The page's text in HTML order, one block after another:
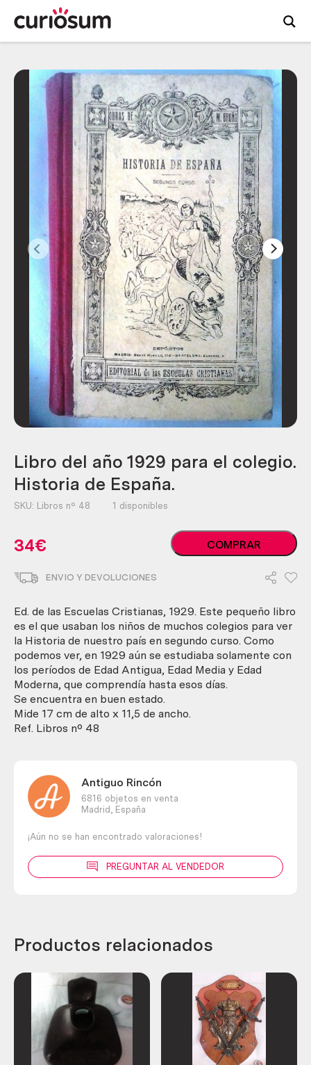
Libro del año 1929 para el colegio.
Historia de España.
SKU: Libros nº 48 1 disponibles
34€
Libro
del
el
colegio.
Historia
de
España.
cantidad
COMPRAR
ENVIO Y DEVOLUCIONES
Ed. de las Escuelas Cristianas, 1929. Este pequeño libro
es el que usaban los niños de muchos colegios para ver
la Historia de nuestro país en segundo curso. Como
podemos ver, en 1929 aún se estudiaba solamente con
los períodos de Edad Antigua, Edad Media y Edad
Moderna, que comprendía hasta esos días.
Se encuentra en buen estado.
Mide 17 cm de alto x 11,5 de ancho.
Ref. Libros nº 48
Antiguo Rincón
6816 objetos en venta
Madrid,
España
¡Aún no se han encontrado valoraciones!
PREGUNTAR AL VENDEDOR
Productos relacionados